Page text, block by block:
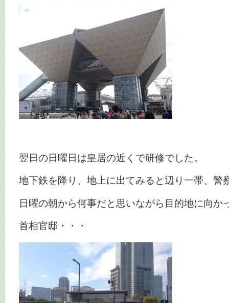
翌日の日曜日は皇居の近くで研修でした。
地下鉄を降り、地上に出てみると辺り一帯、警
日曜の朝から何事だと思いながら目的地に向か
首相官邸・・・